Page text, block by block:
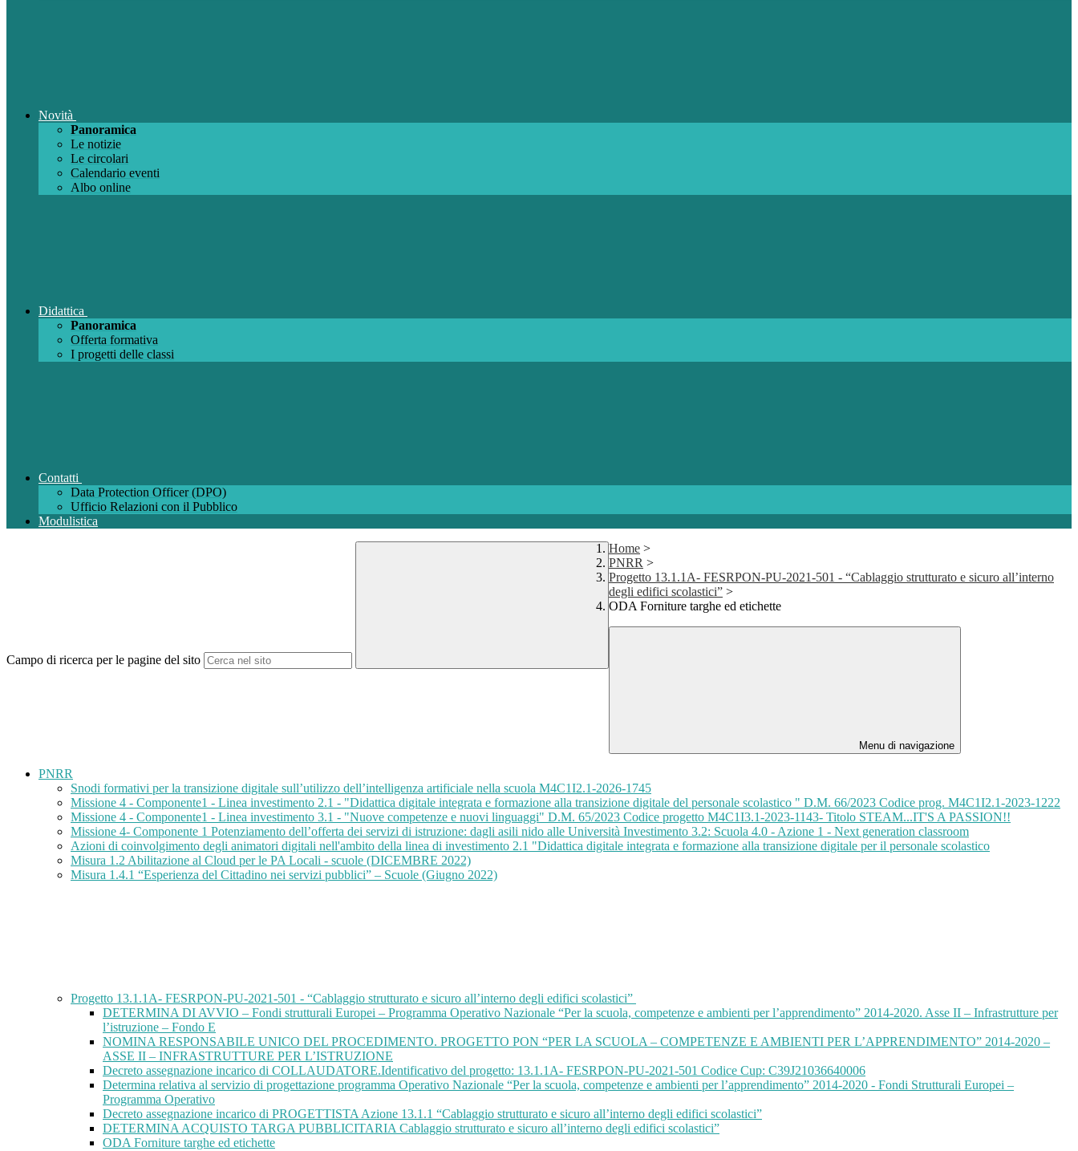
Novità
Panoramica
Le notizie
Le circolari
Calendario eventi
Albo online
Didattica
Panoramica
Offerta formativa
I progetti delle classi
Contatti
Data Protection Officer (DPO)
Ufficio Relazioni con il Pubblico
Modulistica
Campo di ricerca per le pagine del sito
Home >
PNRR >
Progetto 13.1.1A- FESRPON-PU-2021-501 - “Cablaggio strutturato e sicuro all’interno
degli edifici scolastici” >
ODA Forniture targhe ed etichette
Menu di navigazione
PNRR
Snodi formativi per la transizione digitale sull’utilizzo dell’intelligenza artificiale nella scuola M4C1I2.1-2026-1745
Missione 4 - Componente1 - Linea investimento 2.1 - "Didattica digitale integrata e formazione alla transizione digitale del personale scolastico " D.M. 66/2023 Codice prog. M4C1I2.1-2023-1222
Missione 4 - Componente1 - Linea investimento 3.1 - "Nuove competenze e nuovi linguaggi" D.M. 65/2023 Codice progetto M4C1I3.1-2023-1143- Titolo STEAM...IT'S A PASSION!!
Missione 4- Componente 1 Potenziamento dell’offerta dei servizi di istruzione: dagli asili nido alle Università Investimento 3.2: Scuola 4.0 - Azione 1 - Next generation classroom
Azioni di coinvolgimento degli animatori digitali nell'ambito della linea di investimento 2.1 "Didattica digitale integrata e formazione alla transizione digitale per il personale scolastico
Misura 1.2 Abilitazione al Cloud per le PA Locali - scuole (DICEMBRE 2022)
Misura 1.4.1 “Esperienza del Cittadino nei servizi pubblici” – Scuole (Giugno 2022)
Progetto 13.1.1A- FESRPON-PU-2021-501 - “Cablaggio strutturato e sicuro all’interno degli edifici scolastici”
DETERMINA DI AVVIO – Fondi strutturali Europei – Programma Operativo Nazionale “Per la scuola, competenze e ambienti per l’apprendimento” 2014-2020. Asse II – Infrastrutture per
l’istruzione – Fondo E
NOMINA RESPONSABILE UNICO DEL PROCEDIMENTO. PROGETTO PON “PER LA SCUOLA – COMPETENZE E AMBIENTI PER L’APPRENDIMENTO” 2014-2020 –
ASSE II – INFRASTRUTTURE PER L’ISTRUZIONE
Decreto assegnazione incarico di COLLAUDATORE.Identificativo del progetto: 13.1.1A- FESRPON-PU-2021-501 Codice Cup: C39J21036640006
Determina relativa al servizio di progettazione programma Operativo Nazionale “Per la scuola, competenze e ambienti per l’apprendimento” 2014-2020 - Fondi Strutturali Europei –
Programma Operativo
Decreto assegnazione incarico di PROGETTISTA Azione 13.1.1 “Cablaggio strutturato e sicuro all’interno degli edifici scolastici”
DETERMINA ACQUISTO TARGA PUBBLICITARIA Cablaggio strutturato e sicuro all’interno degli edifici scolastici”
ODA Forniture targhe ed etichette